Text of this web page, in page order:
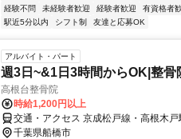
経験不問
未経験者歓迎 経験者歓迎 有資格者
駅近5分以内
シフト制 友達と応募OK
アルバイト・パート
週3日~&1日3時間からOK|整
高根台整骨院
時給1,200円以上
交通・アクセス 京成松戸線・高根木
千葉県船橋市